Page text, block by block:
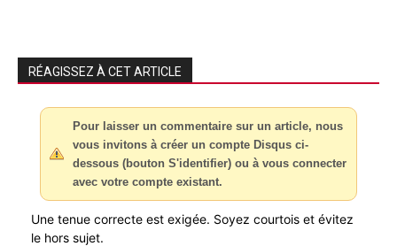
RÉAGISSEZ À CET ARTICLE
Pour laisser un commentaire sur un article, nous
vous invitons à créer un compte Disqus ci-
dessous (bouton S'identifier) ou à vous connecter
avec votre compte existant.
Une tenue correcte est exigée. Soyez courtois et évitez
le hors sujet.